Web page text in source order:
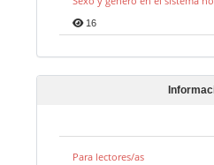
16
Para lectores/as